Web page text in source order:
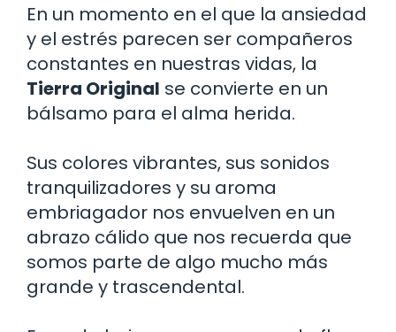
En un momento en el que la ansiedad
y el estrés parecen ser compañeros
constantes en nuestras vidas, la
Tierra Original se convierte en un
bálsamo para el alma herida.
Sus colores vibrantes, sus sonidos
tranquilizadores y su aroma
embriagador nos envuelven en un
abrazo cálido que nos recuerda que
somos parte de algo mucho más
grande y trascendental.